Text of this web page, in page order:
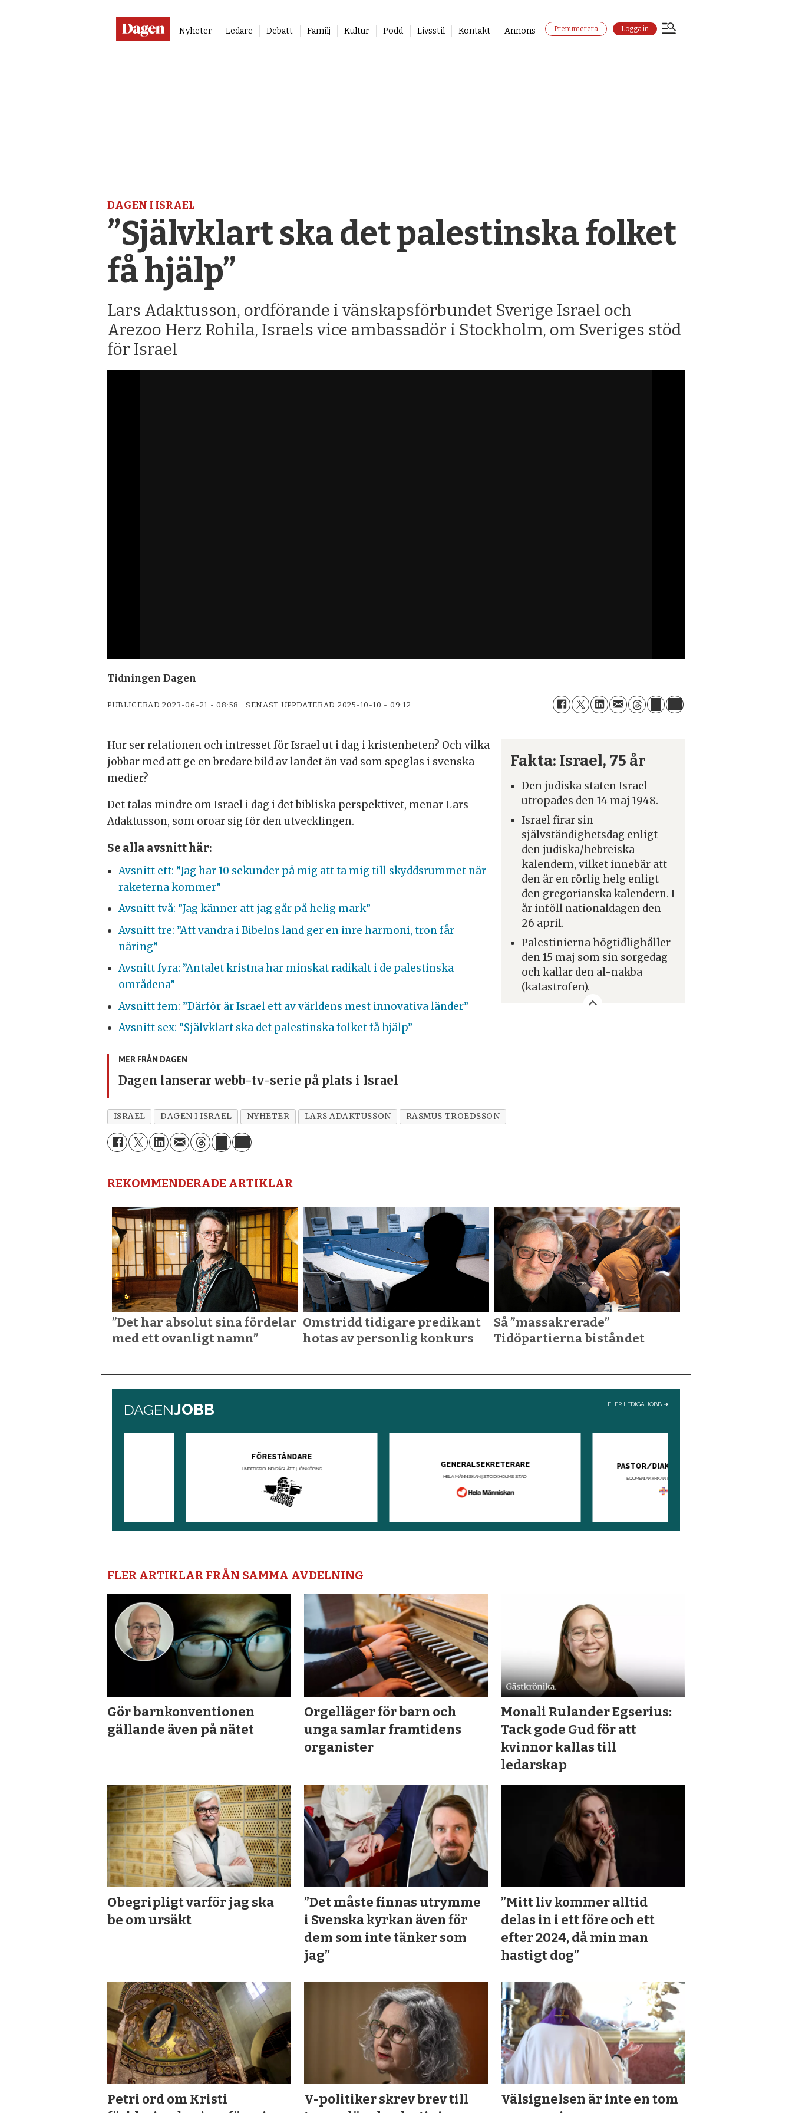
Nyheter Ledare Debatt Familj Kultur Podd Livsstil Kontakt Annons Prenumerera Logga in
DAGEN I ISRAEL
”Självklart ska det palestinska folket
få hjälp”
Lars Adaktusson, ordförande i vänskapsförbundet Sverige Israel och
Arezoo Herz Rohila, Israels vice ambassadör i Stockholm, om Sveriges stöd
för Israel
Tidningen Dagen
PUBLICERAD 2023-06-21 - 08:58 SENAST UPPDATERAD 2025-10-10 - 09:12
Fakta: Israel, 75 år
Den judiska staten Israel
utropades den 14 maj 1948.
Israel firar sin
självständighetsdag enligt
den judiska/hebreiska
kalendern, vilket innebär att
den är en rörlig helg enligt
den gregorianska kalendern. I
år inföll nationaldagen den
26 april.
Palestinierna högtidlighåller
den 15 maj som sin sorgedag
och kallar den al-nakba
(katastrofen).
Hur ser relationen och intresset för Israel ut i dag i kristenheten? Och vilka
jobbar med att ge en bredare bild av landet än vad som speglas i svenska
medier?
Det talas mindre om Israel i dag i det bibliska perspektivet, menar Lars
Adaktusson, som oroar sig för den utvecklingen.
Se alla avsnitt här:
Avsnitt ett: ”Jag har 10 sekunder på mig att ta mig till skyddsrummet när
raketerna kommer”
Avsnitt två: ”Jag känner att jag går på helig mark”
Avsnitt tre: ”Att vandra i Bibelns land ger en inre harmoni, tron får
näring”
Avsnitt fyra: ”Antalet kristna har minskat radikalt i de palestinska
områdena”
Avsnitt fem: ”Därför är Israel ett av världens mest innovativa länder”
Avsnitt sex: ”Självklart ska det palestinska folket få hjälp”
MER FRÅN DAGEN
Dagen lanserar webb-tv-serie på plats i Israel
ISRAEL DAGEN I ISRAEL NYHETER LARS ADAKTUSSON RASMUS TROEDSSON
REKOMMENDERADE ARTIKLAR
”Det har absolut sina fördelar
med ett ovanligt namn”
Omstridd tidigare predikant
hotas av personlig konkurs
Så ”massakrerade”
Tidöpartierna biståndet
FLER ARTIKLAR FRÅN SAMMA AVDELNING
Gör barnkonventionen
gällande även på nätet
Orgelläger för barn och
unga samlar framtidens
organister
Monali Rulander Egserius:
Tack gode Gud för att
kvinnor kallas till
ledarskap
Obegripligt varför jag ska
be om ursäkt
”Det måste finnas utrymme
i Svenska kyrkan även för
dem som inte tänker som
jag”
”Mitt liv kommer alltid
delas in i ett före och ett
efter 2024, då min man
hastigt dog”
Petri ord om Kristi
V-politiker skrev brev till
Välsignelsen är inte en tom